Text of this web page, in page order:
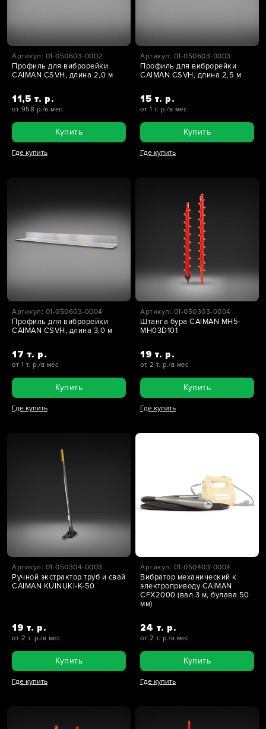
Артикул: 01-050603-0002
Профиль для виброрейки
CAIMAN CSVH, длина 2,0 м
11,5 т. р.
от 958 р./в мес
Купить
Где купить
Артикул: 01-050603-0003
Профиль для виброрейки
CAIMAN CSVH, длина 2,5 м
15 т. р.
от 1 т. р./в мес
Купить
Где купить
Артикул: 01-050603-0004
Профиль для виброрейки
CAIMAN CSVH, длина 3,0 м
17 т. р.
от 1 т. р./в мес
Купить
Где купить
Артикул: 01-050303-0004
Штанга бура CAIMAN MH5-
MH03D101
19 т. р.
от 2 т. р./в мес
Купить
Где купить
Артикул: 01-050304-0003
Ручной экстрактор труб и свай
CAIMAN KUINUKI-K-50
19 т. р.
от 2 т. р./в мес
Купить
Где купить
Артикул: 01-050403-0004
Вибратор механический к
электроприводу CAIMAN
CFX2000 (вал 3 м, булава 50
мм)
24 т. р.
от 2 т. р./в мес
Купить
Где купить